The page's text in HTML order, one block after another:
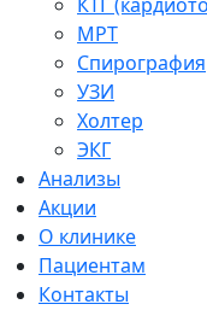
КТГ
МРТ
Спирография
УЗИ
Холтер
ЭКГ
Анализы
Акции
О клинике
Пациентам
Контакты